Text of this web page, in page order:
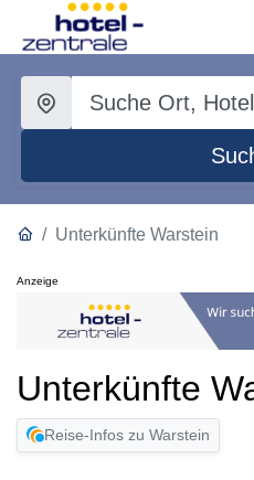
Unterkünfte Warstein
Anzeige
Unterkünfte
Reise-Infos zu Warstein